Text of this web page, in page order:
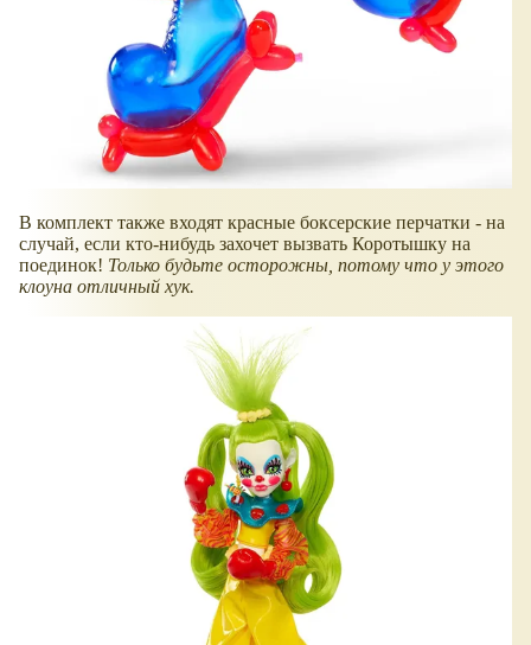
​В комплект также входят красные боксерские перчатки - на
случай, если кто-нибудь захочет вызвать Коротышку на
поединок! Только будьте осторожны, потому что у этого
клоуна отличный хук.